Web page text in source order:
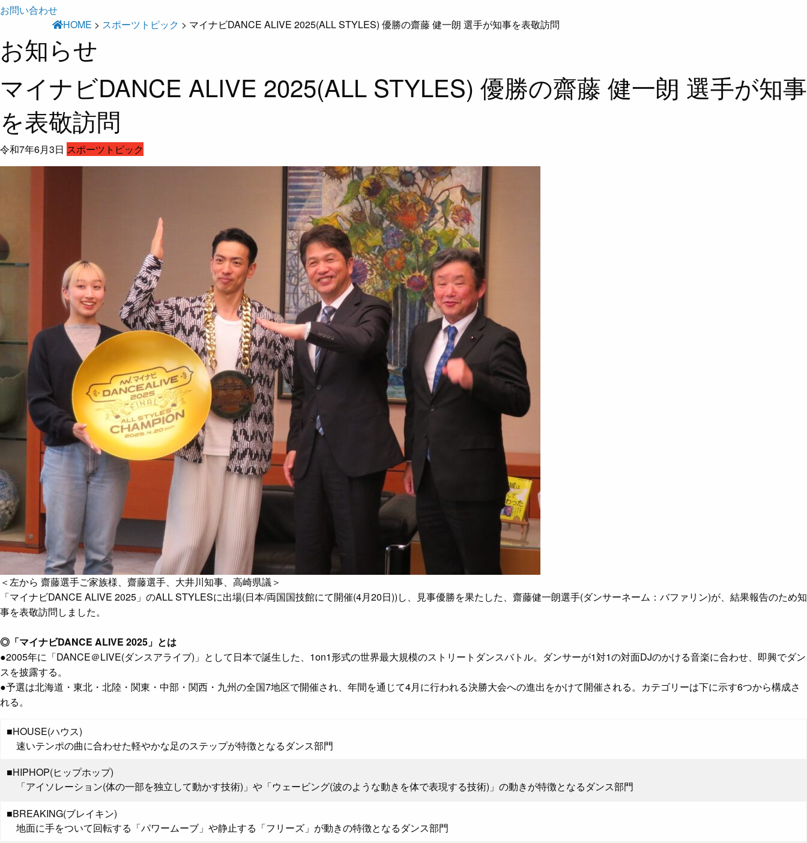
お問い合わせ
HOME > スポーツトピック > マイナビDANCE ALIVE 2025(ALL STYLES) 優勝の齋藤 健一朗 選手が知事を表敬訪問
お知らせ
マイナビDANCE ALIVE 2025(ALL STYLES) 優勝の齋藤 健一朗 選手が知事
を表敬訪問
令和7年6月3日 スポーツトピック
＜左から 齋藤選手ご家族様、齋藤選手、大井川知事、高崎県議＞
「マイナビDANCE ALIVE 2025」のALL STYLESに出場(日本/両国国技館にて開催(4月20日))し、見事優勝を果たした、齋藤健一朗選手(ダンサーネーム：バファリン)が、結果報告のため知
事を表敬訪問しました。
◎「マイナビDANCE ALIVE 2025」とは
●2005年に「DANCE＠LIVE(ダンスアライブ)」として日本で誕生した、1on1形式の世界最大規模のストリートダンスバトル。ダンサーが1対1の対面DJのかける音楽に合わせ、即興でダン
スを披露する。
●予選は北海道・東北・北陸・関東・中部・関西・九州の全国7地区で開催され、年間を通じて4月に行われる決勝大会への進出をかけて開催される。カテゴリーは下に示す6つから構成さ
れる。
■HOUSE(ハウス)
速いテンポの曲に合わせた軽やかな足のステップが特徴となるダンス部門
■HIPHOP(ヒップホップ)
「アイソレーション(体の一部を独立して動かす技術)」や「ウェービング(波のような動きを体で表現する技術)」の動きが特徴となるダンス部門
■BREAKING(ブレイキン)
地面に手をついて回転する「パワームーブ」や静止する「フリーズ」が動きの特徴となるダンス部門